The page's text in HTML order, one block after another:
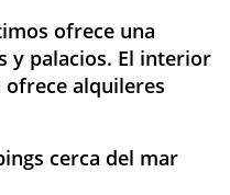
ofrece una
y palacios. El interior
alquileres
cerca del mar